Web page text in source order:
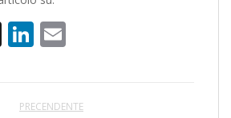
X LinkedIn
PRECENDENTE